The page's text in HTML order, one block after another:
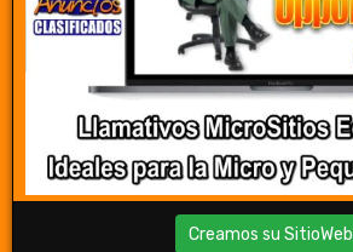
Creamos su SitioWeb